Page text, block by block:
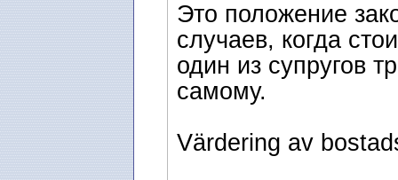
Это положение
случаев, когда
один из супругов
самому.
Värdering av